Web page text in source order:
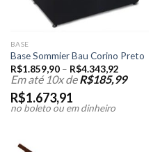
BASE
Base Sommier Bau Corino Preto
R$1.859,90– R$4.343,92
Em até 10x deR$185,99
R$1.673,91
no boleto ou em dinheiro